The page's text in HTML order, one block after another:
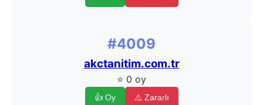
#4009
akctanitim.com.tr
⭐ 0 oy
👍 Oy ⚠️ Zararlı